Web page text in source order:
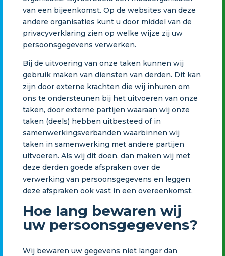
van een bijeenkomst. Op de websites van deze
andere organisaties kunt u door middel van de
privacyverklaring zien op welke wijze zij uw
persoonsgegevens verwerken.
Bij de uitvoering van onze taken kunnen wij
gebruik maken van diensten van derden. Dit kan
zijn door externe krachten die wij inhuren om
ons te ondersteunen bij het uitvoeren van onze
taken, door externe partijen waaraan wij onze
taken (deels) hebben uitbesteed of in
samenwerkingsverbanden waarbinnen wij
taken in samenwerking met andere partijen
uitvoeren. Als wij dit doen, dan maken wij met
deze derden goede afspraken over de
verwerking van persoonsgegevens en leggen
deze afspraken ook vast in een overeenkomst.
Hoe lang bewaren wij
uw persoonsgegevens?
Wij bewaren uw gegevens niet langer dan